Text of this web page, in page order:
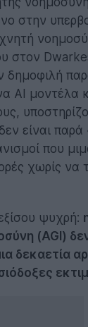
στην
στον
δημοφιλή
AI μοντέλα
είναι
που
χωρίς να
ψυχρή:
(AGI)
δεκαετία